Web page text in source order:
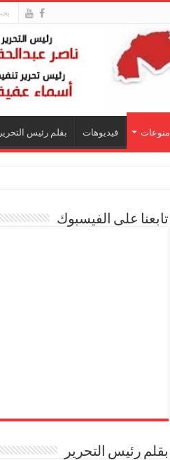
منوعات فيديوهات بقلم رئيس التحرير
تابعنا على الفيسبوك
بقلم رئيس التحرير